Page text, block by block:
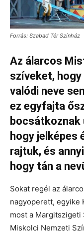
Forrás: Szabad Tér Színház
Az álarcos
szíveket, hogy
valódi neve
ez egyfajta
bocsátkoznak
hogy jelképes
rajtuk, és
hogy tán a
Sokat regél az
nagyoperett, egyike
most a Margitszigeti
Miskolci Nemzeti